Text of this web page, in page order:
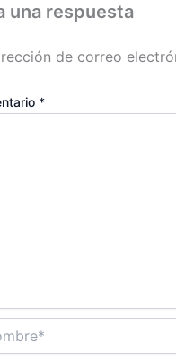
una respuesta
de correo
*